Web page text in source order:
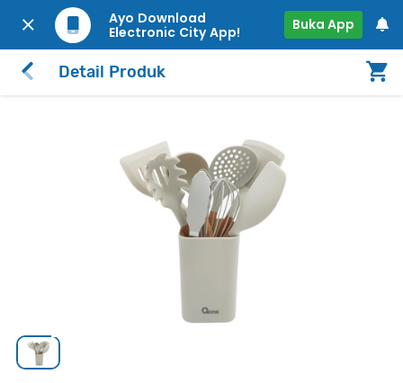
Ayo Download
Electronic City App!
Buka App
Detail Produk